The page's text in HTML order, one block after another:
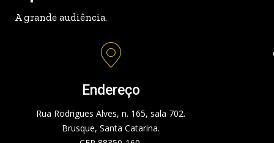
A grande audiência.
Endereço
Rua Rodrigues Alves, n. 165, sala 702.
Brusque, Santa Catarina.